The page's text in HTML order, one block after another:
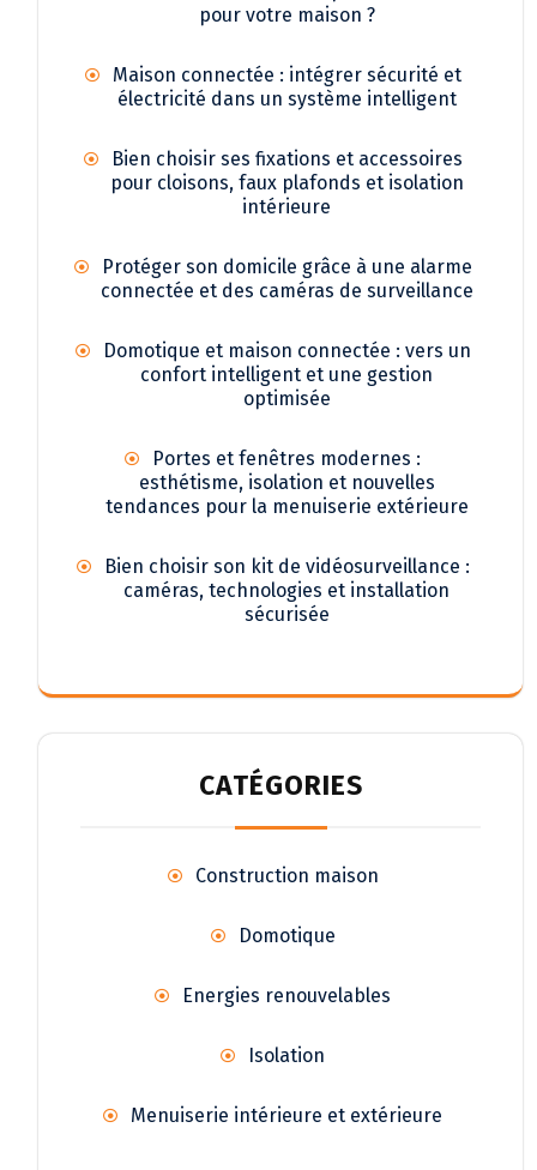
pour votre maison ?
Maison connectée : intégrer sécurité et
électricité dans un système intelligent
Bien choisir ses fixations et accessoires
pour cloisons, faux plafonds et isolation
intérieure
Protéger son domicile grâce à une alarme
connectée et des caméras de surveillance
Domotique et maison connectée : vers un
confort intelligent et une gestion
optimisée
Portes et fenêtres modernes :
esthétisme, isolation et nouvelles
tendances pour la menuiserie extérieure
Bien choisir son kit de vidéosurveillance :
caméras, technologies et installation
sécurisée
CATÉGORIES
Construction maison
Domotique
Energies renouvelables
Isolation
Menuiserie intérieure et extérieure